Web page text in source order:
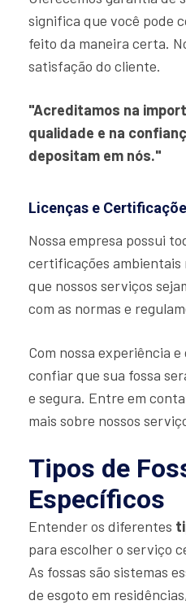
significa que você pode
feito da maneira certa.
satisfação do cliente.
"Acreditamos na
qualidade e na
depositam em nós."
Licenças e
Nossa empresa possui
certificações ambientais
que nossos serviços
com as normas e
Com nossa experiência
confiar que sua fossa
e segura. Entre em
mais sobre nossos
Tipos de
Específicos
Entender os diferentes
para escolher o serviço
As fossas são sistemas
de esgoto em